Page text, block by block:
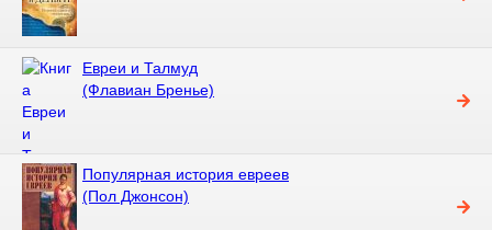
Евреи и Талмуд
(Флавиан Бренье)
Популярная история евреев
(Пол Джонсон)